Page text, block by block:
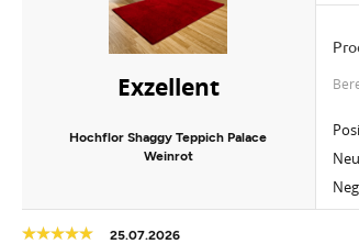
Exzellent
Hochflor Shaggy Teppich Palace
Weinrot
25.07.2026